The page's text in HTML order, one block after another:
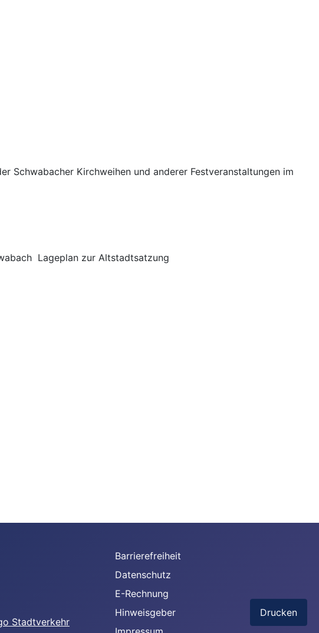
Schwabacher Kirchweihen und anderer Festveranstaltungen im
Lageplan zur Altstadtsatzung
Barrierefreiheit
Datenschutz
E-Rechnung
Hinweisgeber
Drucken